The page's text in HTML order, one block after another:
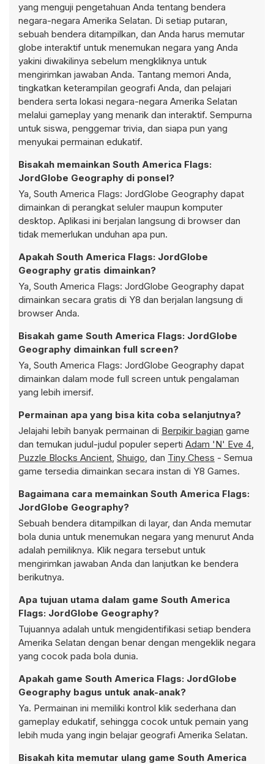
yang menguji pengetahuan Anda tentang bendera
negara-negara Amerika Selatan. Di setiap putaran,
sebuah bendera ditampilkan, dan Anda harus memutar
globe interaktif untuk menemukan negara yang Anda
yakini diwakilinya sebelum mengkliknya untuk
mengirimkan jawaban Anda. Tantang memori Anda,
tingkatkan keterampilan geografi Anda, dan pelajari
bendera serta lokasi negara-negara Amerika Selatan
melalui gameplay yang menarik dan interaktif. Sempurna
untuk siswa, penggemar trivia, dan siapa pun yang
menyukai permainan edukatif.
Bisakah memainkan South America Flags:
JordGlobe Geography di ponsel?
Ya, South America Flags: JordGlobe Geography dapat
dimainkan di perangkat seluler maupun komputer
desktop. Aplikasi ini berjalan langsung di browser dan
tidak memerlukan unduhan apa pun.
Apakah South America Flags: JordGlobe
Geography gratis dimainkan?
Ya, South America Flags: JordGlobe Geography dapat
dimainkan secara gratis di Y8 dan berjalan langsung di
browser Anda.
Bisakah game South America Flags: JordGlobe
Geography dimainkan full screen?
Ya, South America Flags: JordGlobe Geography dapat
dimainkan dalam mode full screen untuk pengalaman
yang lebih imersif.
Permainan apa yang bisa kita coba selanjutnya?
Jelajahi lebih banyak permainan di Berpikir bagian game
dan temukan judul-judul populer seperti Adam 'N' Eve 4,
Puzzle Blocks Ancient, Shuigo, dan Tiny Chess - Semua
game tersedia dimainkan secara instan di Y8 Games.
Bagaimana cara memainkan South America Flags:
JordGlobe Geography?
Sebuah bendera ditampilkan di layar, dan Anda memutar
bola dunia untuk menemukan negara yang menurut Anda
adalah pemiliknya. Klik negara tersebut untuk
mengirimkan jawaban Anda dan lanjutkan ke bendera
berikutnya.
Apa tujuan utama dalam game South America
Flags: JordGlobe Geography?
Tujuannya adalah untuk mengidentifikasi setiap bendera
Amerika Selatan dengan benar dengan mengeklik negara
yang cocok pada bola dunia.
Apakah game South America Flags: JordGlobe
Geography bagus untuk anak-anak?
Ya. Permainan ini memiliki kontrol klik sederhana dan
gameplay edukatif, sehingga cocok untuk pemain yang
lebih muda yang ingin belajar geografi Amerika Selatan.
Bisakah kita memutar ulang game South America